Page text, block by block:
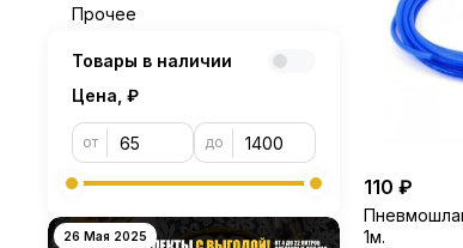
110 ₽
1м.
Прочее
Товары в наличии
Цена, ₽
от до
26 Мая 2025